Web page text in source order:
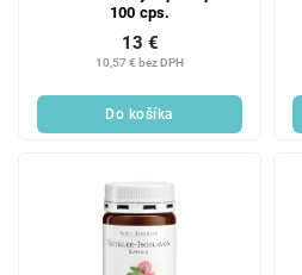
100 cps.
10,57 € bez DPH
13 €
Do košíka